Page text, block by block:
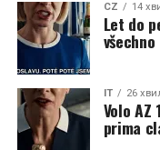
CZ 14
Let do
všechno
IT 26
Volo AZ
prima